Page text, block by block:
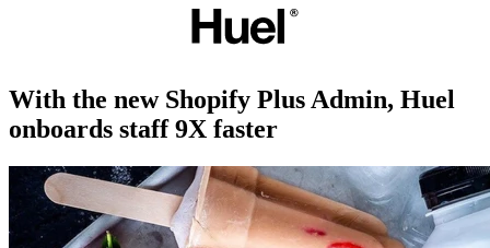
With the new Shopify Plus Admin, Huel
onboards staff 9X faster